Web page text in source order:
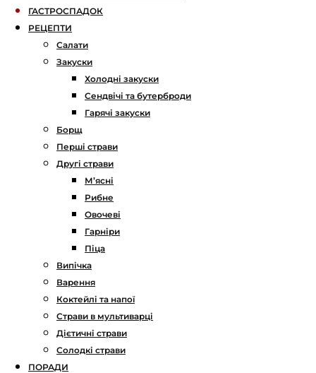
ГАСТРОСПАДОК
РЕЦЕПТИ
Салати
Закуски
Холодні закуски
Сендвічі та бутерброди
Гарячі закуски
Борщ
Перші страви
Другі страви
М’ясні
Рибне
Овочеві
Гарніри
Піца
Випічка
Варення
Коктейлі та напої
Страви в мультиварці
Дієтичні страви
Солодкі страви
ПОРАДИ